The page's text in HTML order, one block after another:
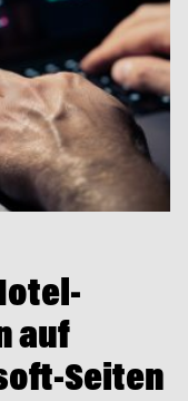
auf
Seiten